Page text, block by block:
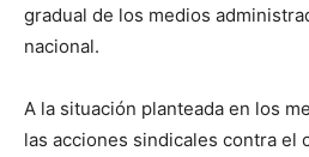
gradual de los medios
nacional.
A la situación planteada en los
las acciones sindicales contra el